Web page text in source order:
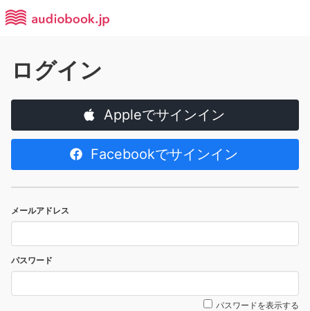
ログイン
Appleでサインイン
Facebookでサインイン
メールアドレス
パスワード
パスワードを表示する